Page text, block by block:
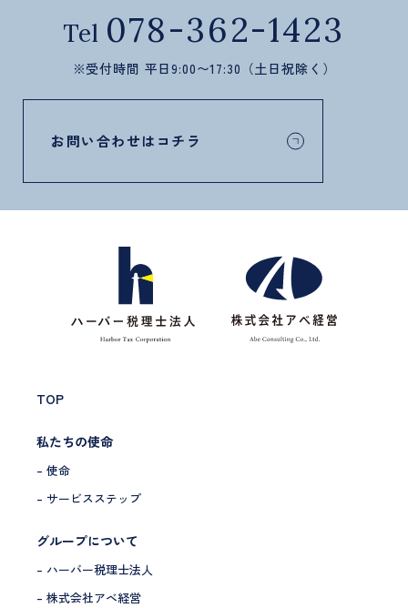
Tel 078-362-1423
※受付時間 平日9:00〜17:30（土日祝除く）
お問い合わせはコチラ
TOP
私たちの使命
– 使命
– サービスステップ
グループについて
– ハーバー税理士法人
– 株式会社アベ経営